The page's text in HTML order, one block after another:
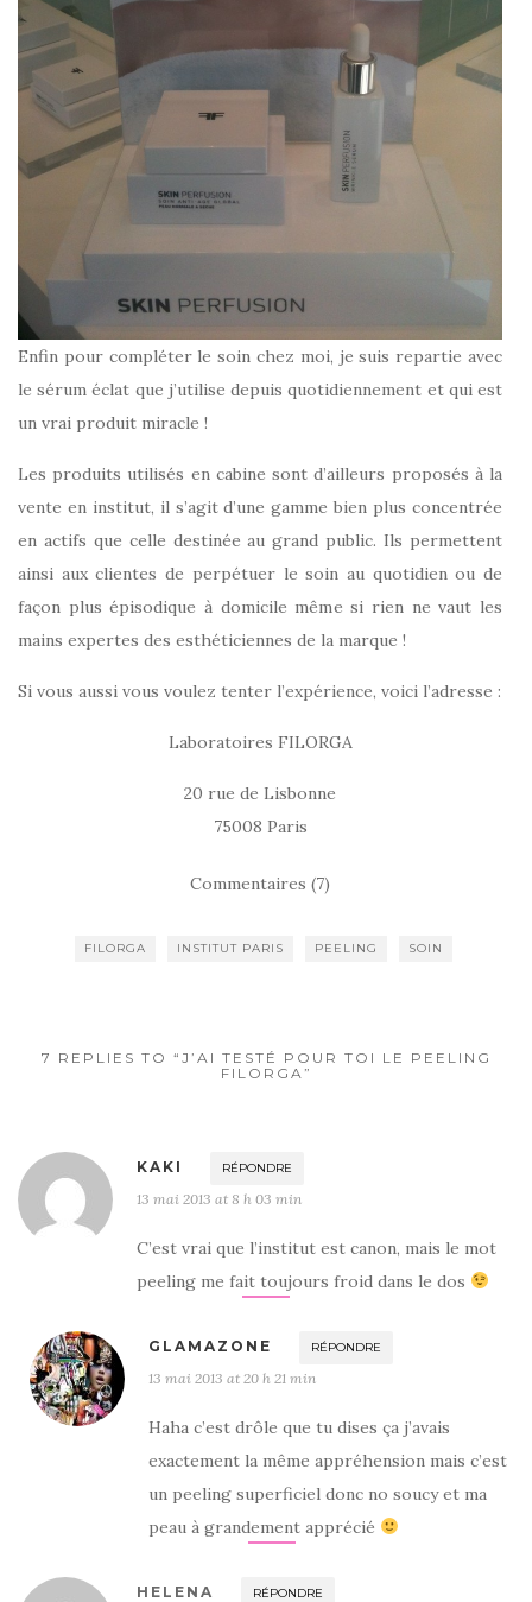
Enfin pour compléter le soin chez moi, je suis repartie avec
le sérum éclat que j’utilise depuis quotidiennement et qui est
un vrai produit miracle !
Les produits utilisés en cabine sont d’ailleurs proposés à la
vente en institut, il s’agit d’une gamme bien plus concentrée
en actifs que celle destinée au grand public. Ils permettent
ainsi aux clientes de perpétuer le soin au quotidien ou de
façon plus épisodique à domicile même si rien ne vaut les
mains expertes des esthéticiennes de la marque !
Si vous aussi vous voulez tenter l’expérience, voici l’adresse :
Laboratoires FILORGA
20 rue de Lisbonne
75008 Paris
Commentaires (7)
FILORGA INSTITUT PARIS PEELING SOIN
7 REPLIES TO “J’AI TESTÉ POUR TOI LE PEELING
FILORGA”
KAKI RÉPONDRE
13 mai 2013 at 8 h 03 min
C’est vrai que l’institut est canon, mais le mot
peeling me fait toujours froid dans le dos
GLAMAZONE RÉPONDRE
13 mai 2013 at 20 h 21 min
Haha c’est drôle que tu dises ça j’avais
exactement la même appréhension mais c’est
un peeling superficiel donc no soucy et ma
peau à grandement apprécié
HELENA RÉPONDRE